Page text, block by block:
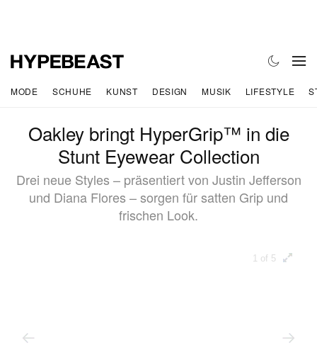
MODE SCHUHE KUNST DESIGN MUSIK LIFESTYLE
Oakley bringt HyperGrip™ in die
Stunt Eyewear Collection
Drei neue Styles – präsentiert von Justin Jefferson
und Diana Flores – sorgen für satten Grip und
frischen Look.
1 of 5